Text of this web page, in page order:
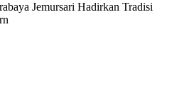
Jemursari Hadirkan Tradisi